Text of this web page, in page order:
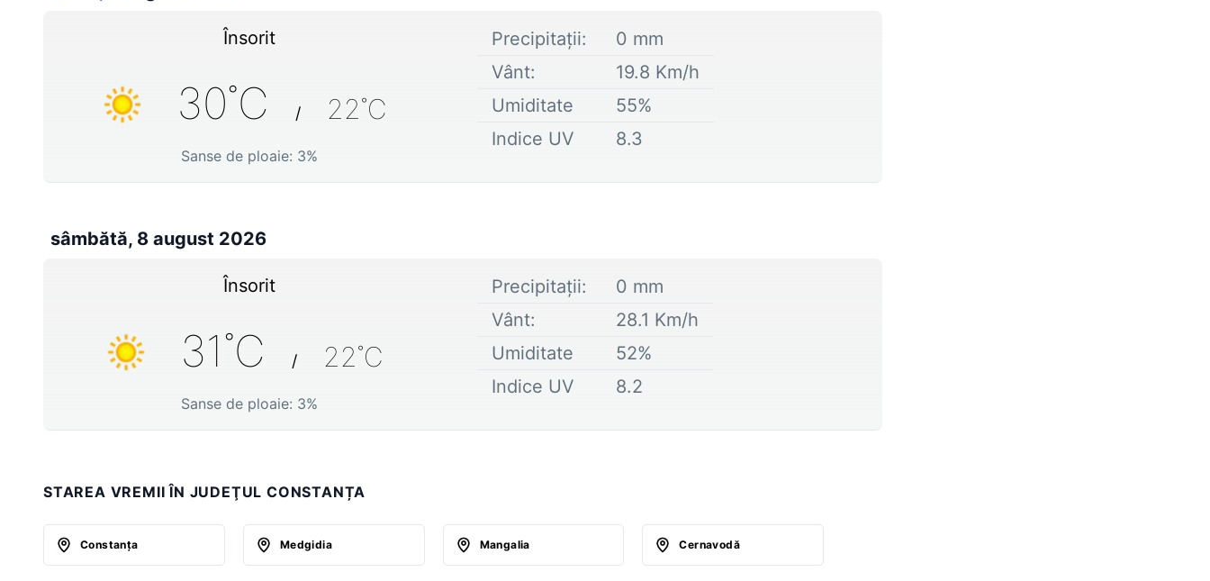
Însorit
30˚C / 22˚C
Sanse de ploaie: 3%
Precipitații: 0 mm
Vânt:
19.8 Km/h
Umiditate
55%
Indice UV
8.3
sâmbătă, 8 august 2026
Însorit
31˚C / 22˚C
Sanse de ploaie: 3%
Precipitații: 0 mm
Vânt:
28.1 Km/h
Umiditate
52%
Indice UV
8.2
STAREA VREMII ÎN JUDEŢUL CONSTANȚA
Constanţa Medgidia Mangalia Cernavodă